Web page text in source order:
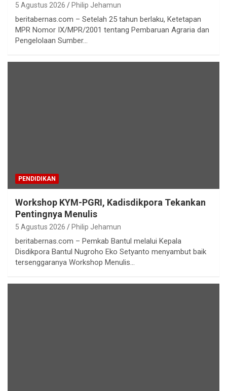
5 Agustus 2026 Philip Jehamun
beritabernas.com – Setelah 25 tahun berlaku, Ketetapan
MPR Nomor IX/MPR/2001 tentang Pembaruan Agraria dan
Pengelolaan Sumber…
PENDIDIKAN
Workshop KYM-PGRI, Kadisdikpora Tekankan
Pentingnya Menulis
5 Agustus 2026 Philip Jehamun
beritabernas.com – Pemkab Bantul melalui Kepala
Disdikpora Bantul Nugroho Eko Setyanto menyambut baik
tersenggaranya Workshop Menulis…